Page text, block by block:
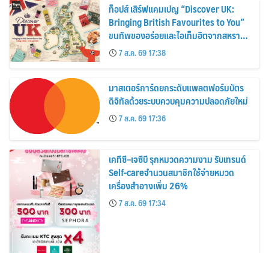
ท็อปส์ เสิร์ฟแคมเปญ “Discover UK:
Bringing British Favourites to You”
ขนทัพของอร่อยและไอเท็มฮิตจากสหราช
อาณาจักร ส่งตรงถึงมือตั้งแต่วันนี้ – 18
สิงหาคมนี้
7 ส.ค. 69 17:38
มาสเตอร์การ์ดยกระดับแพลตฟอร์มบัตร
ดิจิทัลด้วยระบบควบคุมความปลอดภัยใหม่
7 ส.ค. 69 17:36
เคทีซี–เจซีบี รุกหมวดความงาม รับเทรนด์
Self-careจำนวนสมาชิกใช้จ่ายหมวด
เครื่องสำอางเพิ่ม 26%
7 ส.ค. 69 17:34